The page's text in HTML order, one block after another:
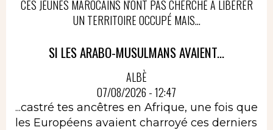
CES JEUNES MAROCAINS N'ONT PAS CHERCHÉ À LIBÉRER
UN TERRITOIRE OCCUPÉ MAIS...
SI LES ARABO-MUSULMANS AVAIENT...
ALBÈ
07/08/2026 - 12:47
...castré tes ancêtres en Afrique, une fois que
les Européens avaient charroyé ces derniers